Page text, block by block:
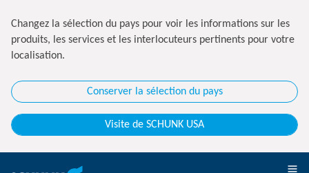
Changez la sélection du pays pour voir les informations sur les
produits, les services et les interlocuteurs pertinents pour votre
localisation.
Conserver la sélection du pays
Visite de SCHUNK USA